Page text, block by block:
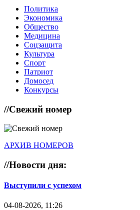
Политика
Экономика
Общество
Медицина
Соцзащита
Культура
Спорт
Патриот
Домосед
Конкурсы
//Свежий номер
АРХИВ НОМЕРОВ
//Новости дня:
Выступили с успехом
04-08-2026, 11:26